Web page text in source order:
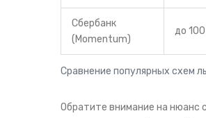
Сравнение популярных схем
Сбербанк
(Momentum)
до
Обратите внимание на нюанс